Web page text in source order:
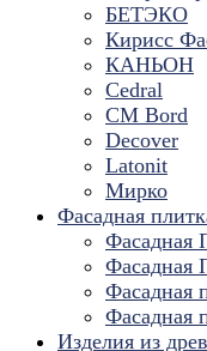
БЕТЭКО
Кирисс
КАНЬОН
Cedral
CM Bord
Decover
Latonit
Мирко
Фасадная
Фасадная
Фасадная
Фасадная
Фасадная
Изделия из